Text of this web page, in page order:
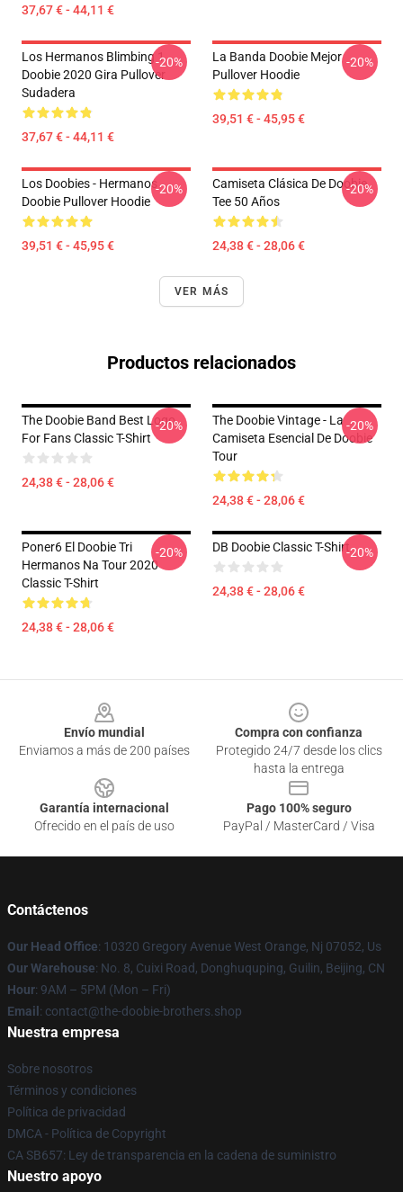
37,67 € - 44,11 €
Los Hermanos Blimbing 1
Doobie 2020 Gira Pullover
Sudadera
37,67 € - 44,11 €
-20%
La Banda Doobie Mejor
Pullover Hoodie
39,51 € - 45,95 €
-20%
Los Doobies - Hermanos
Doobie Pullover Hoodie
39,51 € - 45,95 €
-20%
Camiseta Clásica De Doobie
Tee 50 Años
24,38 € - 28,06 €
-20%
VER MÁS
Productos relacionados
The Doobie Band Best Logo
For Fans Classic T-Shirt
24,38 € - 28,06 €
-20%
The Doobie Vintage - La
Camiseta Esencial De Doobie
Tour
24,38 € - 28,06 €
-20%
Poner6 El Doobie Tri
Hermanos Na Tour 2020
Classic T-Shirt
24,38 € - 28,06 €
-20% DB Doobie Classic T-Shirt
24,38 € - 28,06 €
-20%
Envío mundial
Enviamos a más de 200 países
Compra con confianza
Protegido 24/7 desde los clics
hasta la entrega
Garantía internacional
Ofrecido en el país de uso
Pago 100% seguro
PayPal / MasterCard / Visa
Contáctenos
Our Head Office: 10320 Gregory Avenue West Orange, Nj 07052, Us
Our Warehouse: No. 8, Cuixi Road, Donghuquping, Guilin, Beijing, CN
Hour: 9AM – 5PM (Mon – Fri)
Email : contact@the-doobie-brothers.shop
Nuestra empresa
Sobre nosotros
Términos y condiciones
Política de privacidad
DMCA - Política de Copyright
CA SB657: Ley de transparencia en la cadena de suministro
Nuestro apoyo